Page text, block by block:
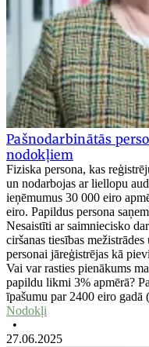
Pašnodarbinātās
nodokļiem
Fiziska persona, kas
un nodarbojas ar liellopu
ieņēmumus 30 000 eiro
eiro. Papildus persona
Nesaistīti ar saimniecisko
ciršanas tiesības
personai jāreģistrējas kā
Vai var rasties pienākums
papildu likmi 3% apmērā?
īpašumu par 2400 eiro gadā
Nodokļi
•
27.06.2025